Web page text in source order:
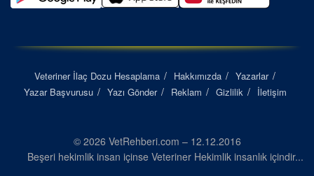
Veteriner İlaç Dozu Hesaplama Hakkımızda
Yazarlar
Yazar Başvurusu
Yazı Gönder Reklam Gizlilik İletişim
© 2026 VetRehberi.com – 12.12.2016
Beşeri hekimlik insan içinse Veteriner Hekimlik insanlık içindir...